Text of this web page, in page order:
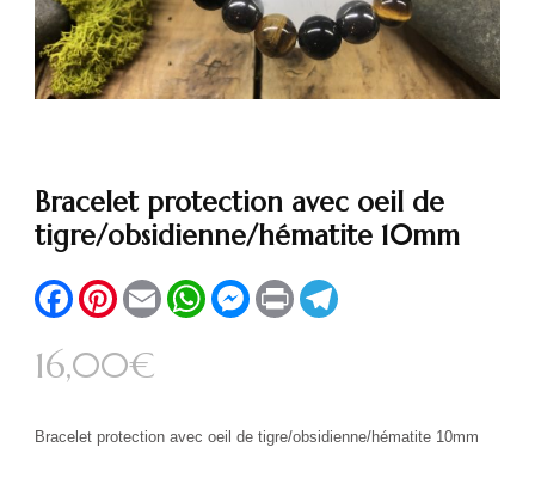
Bracelet protection avec oeil de
tigre/obsidienne/hématite 10mm
FacebookPinterest
Email WhatsApp
Messenger
Print
16,00€
Bracelet protection avec oeil de tigre/obsidienne/hématite 10mm